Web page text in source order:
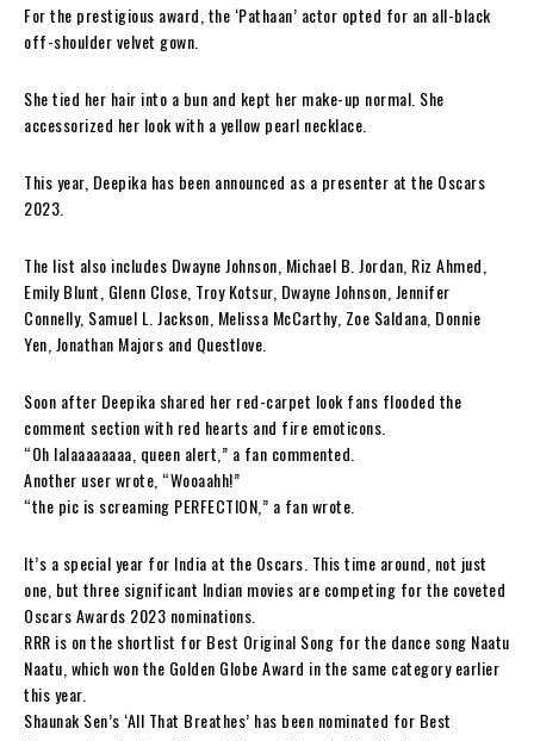
For the prestigious award, the ‘Pathaan’ actor opted for an all-black
off-shoulder velvet gown.
She tied her hair into a bun and kept her make-up normal. She
accessorized her look with a yellow pearl necklace.
This year, Deepika has been announced as a presenter at the Oscars
2023.
The list also includes Dwayne Johnson, Michael B. Jordan, Riz Ahmed,
Emily Blunt, Glenn Close, Troy Kotsur, Dwayne Johnson, Jennifer
Connelly, Samuel L. Jackson, Melissa McCarthy, Zoe Saldana, Donnie
Yen, Jonathan Majors and Questlove.
Soon after Deepika shared her red-carpet look fans flooded the
comment section with red hearts and fire emoticons.
“Oh lalaaaaaaaa, queen alert,” a fan commented.
Another user wrote, “Wooaahh!”
“the pic is screaming PERFECTION,” a fan wrote.
It’s a special year for India at the Oscars. This time around, not just
one, but three significant Indian movies are competing for the coveted
Oscars Awards 2023 nominations.
RRR is on the shortlist for Best Original Song for the dance song Naatu
Naatu, which won the Golden Globe Award in the same category earlier
this year.
Shaunak Sen’s ‘All That Breathes’ has been nominated for Best